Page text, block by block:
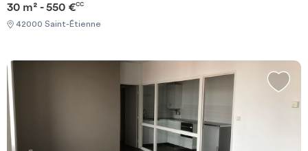
30 m² - 550 €CC
42000 Saint-Étienne